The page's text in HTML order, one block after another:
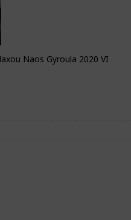
Naos Gyroula 2020 VI